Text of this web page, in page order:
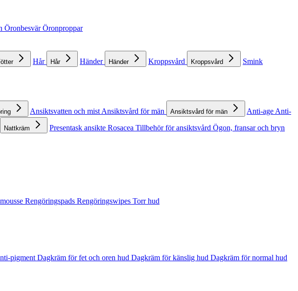
ÖronbesvärÖronproppar
Hår Hår Händer Händer Kroppsvård Kroppsvård Smink
Ansiktsvatten och mist Ansiktsvård för män Ansiktsvård för män Anti-age Anti-
Nattkräm Presentask ansikte Rosacea Tillbehör för ansiktsvård Ögon, fransar och bryn
Rengöringspads Rengöringswipes Torr hud
pigment Dagkräm för fet och oren hud Dagkräm för känslig hud Dagkräm för normal hud